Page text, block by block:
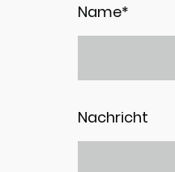
Name*
Nachricht